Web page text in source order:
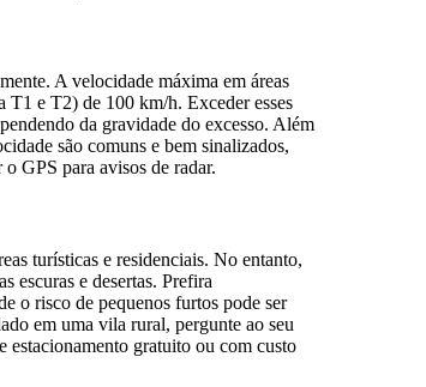
A velocidade máxima em áreas
T1 e T2) de 100 km/h. Exceder esses
da gravidade do excesso. Além
são comuns e bem sinalizados,
GPS para avisos de radar.
turísticas e residenciais. No entanto,
escuras e desertas. Prefira
o risco de pequenos furtos pode ser
em uma vila rural, pergunte ao seu
estacionamento gratuito ou com custo